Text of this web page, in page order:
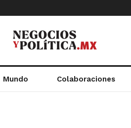
Mundo Colaboraciones